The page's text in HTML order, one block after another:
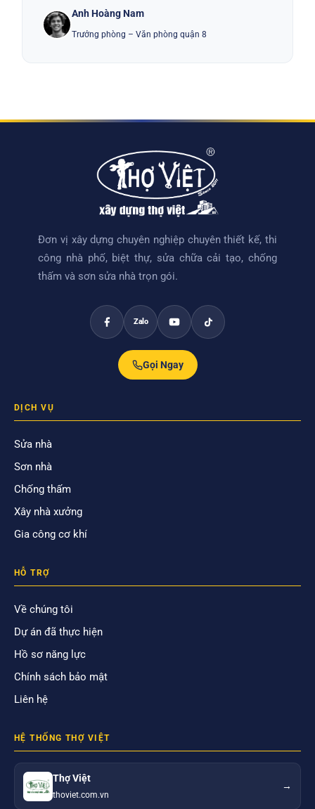
Anh Hoàng Nam
Trưởng phòng – Văn phòng quận 8
Đơn vị xây dựng chuyên nghiệp chuyên thiết kế, thi
công nhà phố, biệt thự, sửa chữa cải tạo, chống
thấm và sơn sửa nhà trọn gói.
Zalo
Gọi Ngay
DỊCH VỤ
Sửa nhà
Sơn nhà
Chống thấm
Xây nhà xưởng
Gia công cơ khí
HỖ TRỢ
Về chúng tôi
Dự án đã thực hiện
Hồ sơ năng lực
Chính sách bảo mật
Liên hệ
HỆ THỐNG THỢ VIỆT
Thợ Việt
thoviet.com.vn
→